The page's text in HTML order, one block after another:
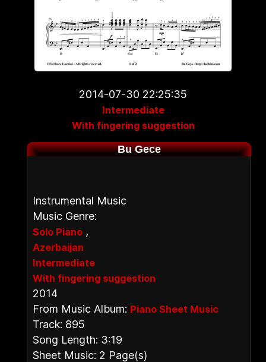
2014-07-30 22:25:35
Intermediate
With fingering suggestion
Bu Gece
Instrumental Music
Music Genre:
Solo Piano ,
Azerbaijan
Intermediate
With fingering suggestion
2014
From Music Album: Piano Sheet Music
Track: 895
Song Length: 3:19
Sheet Music: 2 Page(s)